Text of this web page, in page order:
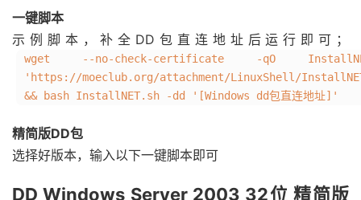
一键脚本
示例脚本，补全DD包直连地址后运行即可；
wget --no-check-certificate -qO
'https://moeclub.org/attachment/LinuxShell/
&& bash InstallNET.sh -dd '[Windows dd包直连地址]'
精简版DD包
选择好版本，输入以下一键脚本即可
DD Windows Server 2003 32位 精简版